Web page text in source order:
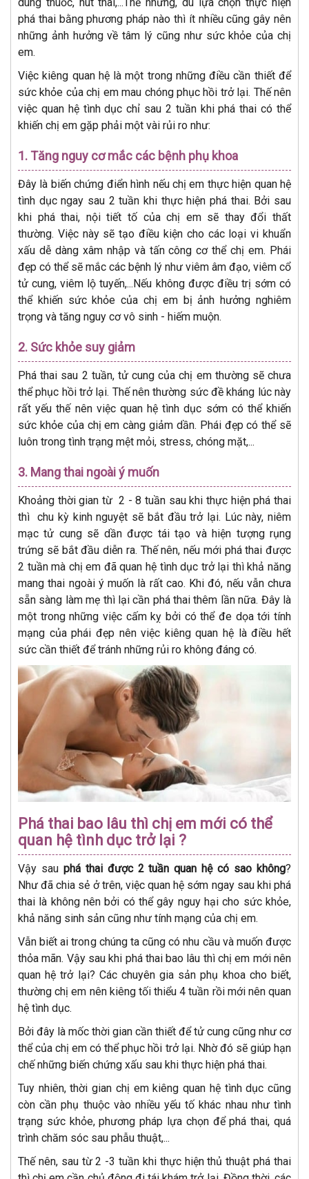
phá thai bằng phương pháp nào thì ít nhiều cũng gây nên
những ảnh hưởng về tâm lý cũng như sức khỏe của chị
em.
Việc kiêng quan hệ là một trong những điều cần thiết để
sức khỏe của chị em mau chóng phục hồi trở lại. Thế nên
việc quan hệ tình dục chỉ sau 2 tuần khi phá thai có thể
khiến chị em gặp phải một vài rủi ro như:
1. Tăng nguy cơ mắc các bệnh phụ khoa
Đây là biến chứng điển hình nếu chị em thực hiện quan hệ
tình dục ngay sau 2 tuần khi thực hiện phá thai. Bởi sau
khi phá thai, nội tiết tố của chị em sẽ thay đổi thất
thường. Việc này sẽ tạo điều kiện cho các loại vi khuẩn
xấu dễ dàng xâm nhập và tấn công cơ thể chị em. Phái
đẹp có thể sẽ mắc các bệnh lý như viêm âm đạo, viêm cổ
tử cung, viêm lộ tuyến,...Nếu không được điều trị sớm có
thể khiến sức khỏe của chị em bị ảnh hưởng nghiêm
trọng và tăng nguy cơ vô sinh - hiếm muộn.
2. Sức khỏe suy giảm
Phá thai sau 2 tuần, tử cung của chị em thường sẽ chưa
thể phục hồi trở lại. Thế nên thường sức đề kháng lúc này
rất yếu thế nên việc quan hệ tình dục sớm có thể khiến
sức khỏe của chị em càng giảm dần. Phái đẹp có thể sẽ
luôn trong tình trạng mệt mỏi, stress, chóng mặt,...
3. Mang thai ngoài ý muốn
Khoảng thời gian từ 2 - 8 tuần sau khi thực hiện phá thai
thì chu kỳ kinh nguyệt sẽ bắt đầu trở lại. Lúc này, niêm
mạc tử cung sẽ dần được tái tạo và hiện tượng rụng
trứng sẽ bắt đầu diễn ra. Thế nên, nếu mới phá thai được
2 tuần mà chị em đã quan hệ tình dục trở lại thì khả năng
mang thai ngoài ý muốn là rất cao. Khi đó, nếu vẫn chưa
sẵn sàng làm mẹ thì lại cần phá thai thêm lần nữa. Đây là
một trong những việc cấm kỵ bởi có thể đe dọa tới tính
mạng của phái đẹp nên việc kiêng quan hệ là điều hết
sức cần thiết để tránh những rủi ro không đáng có.
Phá thai bao lâu thì chị em mới có thể
quan hệ tình dục trở lại ?
Vậy sauphá thai được 2 tuần quan hệ có sao không?
Như đã chia sẻ ở trên, việc quan hệ sớm ngay sau khi phá
thai là không nên bởi có thể gây nguy hại cho sức khỏe,
khả năng sinh sản cũng như tính mạng của chị em.
Vẫn biết ai trong chúng ta cũng có nhu cầu và muốn được
thỏa mãn. Vậy sau khi phá thai bao lâu thì chị em mới nên
quan hệ trở lại? Các chuyên gia sản phụ khoa cho biết,
thường chị em nên kiêng tối thiểu 4 tuần rồi mới nên quan
hệ tình dục.
Bởi đây là mốc thời gian cần thiết để tử cung cũng như cơ
thể của chị em có thể phục hồi trở lại. Nhờ đó sẽ giúp hạn
chế những biến chứng xấu sau khi thực hiện phá thai.
Tuy nhiên, thời gian chị em kiêng quan hệ tình dục cũng
còn cần phụ thuộc vào nhiều yếu tố khác nhau như tình
trạng sức khỏe, phương pháp lựa chọn để phá thai, quá
trình chăm sóc sau phẫu thuật,...
Thế nên, sau từ 2 -3 tuần khi thực hiện thủ thuật phá thai